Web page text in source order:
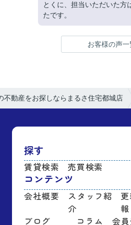
とくに、担当いただいた方
たです。
お客様の声一
不動産をお探しならまるさ住宅都城店
探す
賃貸検索 売買検索
コンテンツ
会社概要
スタッフ紹
介
報
ブログ
コラム 会